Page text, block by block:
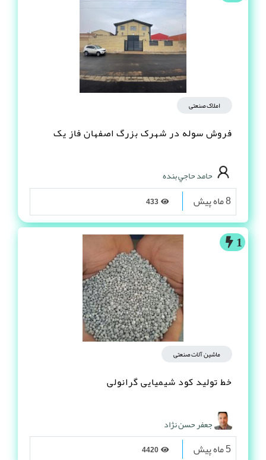
املاک صنعتی
فروش سوله در شهرک بزرگ اصفهان فاز یک
حامد حاجي بنده
8 ماه پیش
1
ماشین آلات صنعتی
خط تولید کود شیمیایی گرانولی
جعفر حسن نژاد
5 ماه پیش